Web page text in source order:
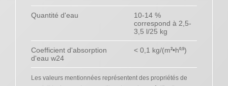
Quantité d'eau
10-14 %
correspond à 2,5-
3,5 l/25 kg
Coefficient d'absorption
d'eau w24
< 0,1 kg/(m2•h0,5)
Les valeurs mentionnées représentent des propriétés de